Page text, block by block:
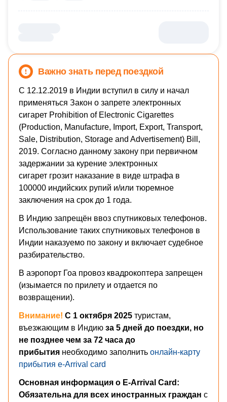
Важно знать перед поездкой
С 12.12.2019 в Индии вступил в силу и начал
применяться Закон о запрете электронных
сигарет Prohibition of Electronic Cigarettes
(Production, Manufacture, Import, Export, Transport,
Sale, Distribution, Storage and Advertisement) Bill,
2019. Согласно данному закону при первичном
задержании за курение электронных
сигарет грозит наказание в виде штрафа в
100000 индийских рупий и/или тюремное
заключения на срок до 1 года.
В Индию запрещён ввоз спутниковых телефонов.
Использование таких спутниковых телефонов в
Индии наказуемо по закону и включает судебное
разбирательство.
В аэропорт Гоа провоз квадрокоптера запрещен
(изымается по прилету и отдается по
возвращении).
Внимание! С 1 октября 2025 туристам,
въезжающим в Индию за 5 дней до поездки, но
не позднее чем за 72 часа до
прибытия необходимо заполнить онлайн-карту
прибытия e-Arrival card
Основная информация о E-Arrival Card:
Обязательна для всех иностранных граждан с